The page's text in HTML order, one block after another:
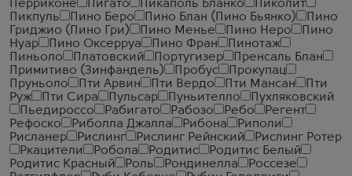
Перриконе
Пигато Пикаполь Бланко
Пиколит
Пикпуль
Пино Беро Пино Блан (Пино Бьянко)
Пино
Гриджио (Пино Гри)
Пино Менье Пино Неро
Пино
Нуар
Пино Оксерруа Пино Фран
Пинотаж
Пиньоло
Платовский Португизер
Пренсаль Блан
Примитиво (Зинфандель)
Пробус
Прокупац
Пруньоло
Пти Арвин Пти Вердо Пти Мансан
Пти
Руж
Пти Сира Пульсар Пуньителло
Пухляковский
Пьедироссо
Рабигато Рабозо Ребо
Регент
Рефоско
Риболла Джалла Рибона
Риполи
Рисланер
Рислинг Рислинг Рейнский
Рислинг Ротер
Ркацители
Робола Родитис
Родитис Белый
Родитис Красный
Роль Рондинелла
Россезе